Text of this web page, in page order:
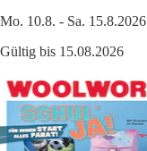
Mo. 10.8. - Sa. 15.8.2026
Gültig bis 15.08.2026